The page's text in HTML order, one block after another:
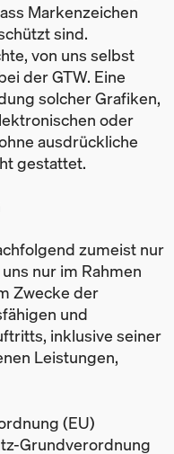
Markenzeichen
sind.
von uns selbst
der GTW. Eine
solcher Grafiken,
oder
ausdrückliche
gestattet.
zumeist nur
nur im Rahmen
Zwecke der
und
inklusive seiner
Leistungen,
(EU)
Grundverordnung